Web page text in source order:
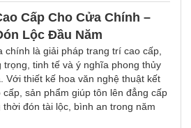
Cấp Cho Cửa Chính –
Lộc Đầu Năm
chính là giải pháp trang trí cao cấp,
trọng, tinh tế và ý nghĩa phong thủy
Với thiết kế hoa văn nghệ thuật kết
sản phẩm giúp tôn lên đẳng cấp
thời đón tài lộc, bình an trong năm